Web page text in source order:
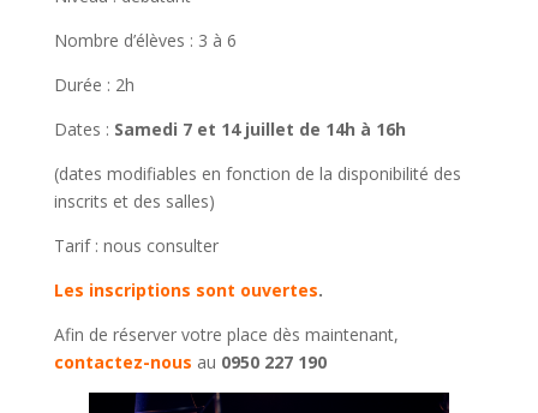
Nombre d’élèves : 3 à 6
Durée : 2h
Dates : Samedi 7 et 14 juillet de 14h à 16h
(dates modifiables en fonction de la disponibilité des
inscrits et des salles)
Tarif : nous consulter
Les inscriptions sont ouvertes.
Afin de réserver votre place dès maintenant,
contactez-nous au 0950 227 190